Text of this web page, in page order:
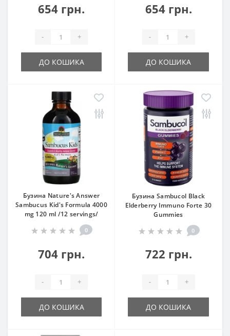
654 грн.
- +
ДО КОШИКА
654 грн.
- +
ДО КОШИКА
Бузина Nature's Answer
Sambucus Kid's Formula 4000
mg 120 ml /12 servings/
0
704 грн.
- +
ДО КОШИКА
Бузина Sambucol Black
Elderberry Immuno Forte 30
Gummies
0
722 грн.
- +
ДО КОШИКА